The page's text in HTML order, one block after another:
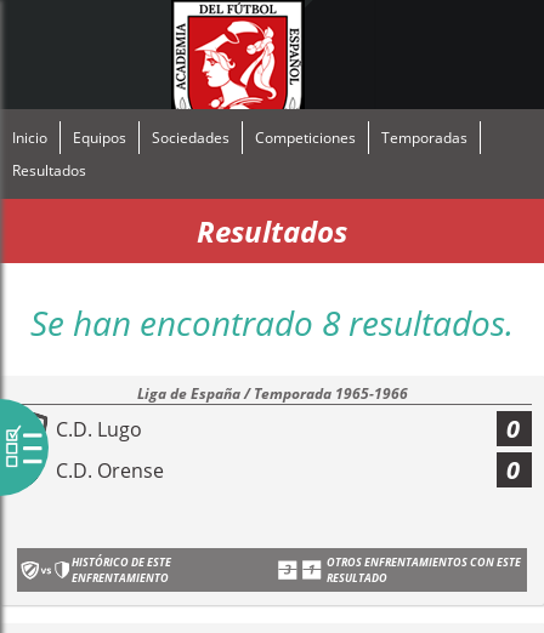
Inicio Equipos Sociedades Competiciones
Temporadas
Resultados
Resultados
Se han encontrado 8 resultados.
Liga de España / Temporada 1965-1966
C.D. Lugo 0
C.D. Orense 0
HISTÓRICO DE ESTE
ENFRENTAMIENTO
OTROS ENFRENTAMIENTOS CON ESTE
RESULTADO